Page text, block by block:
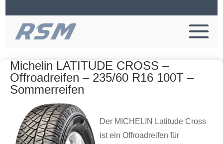
Michelin LATITUDE CROSS –
Offroadreifen – 235/60 R16 100T –
Sommerreifen
Der MICHELIN Latitude Cross
ist ein Offroadreifen für